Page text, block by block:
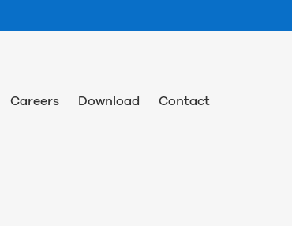
Careers Download Contact